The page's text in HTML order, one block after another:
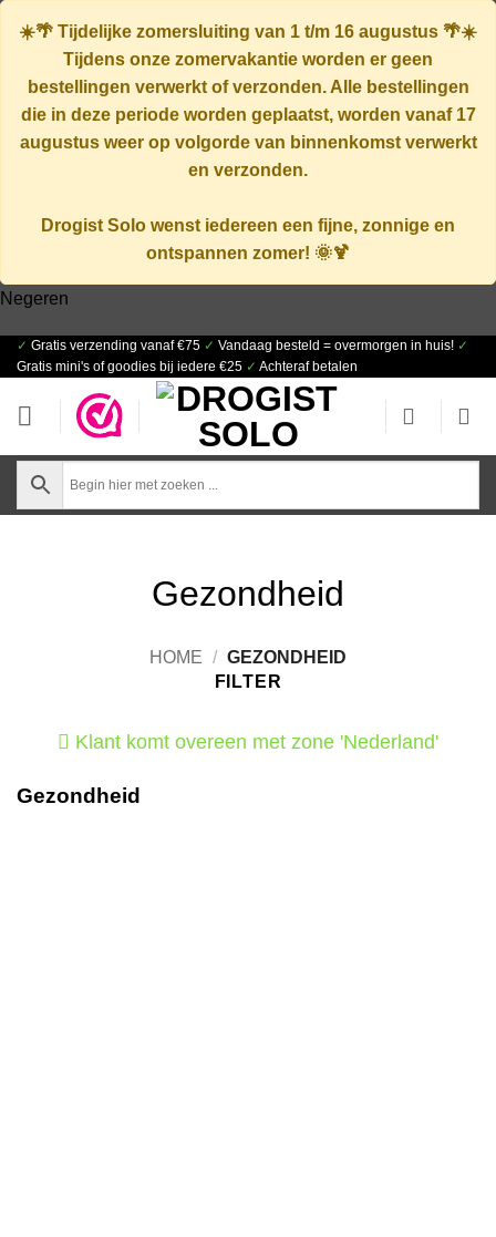
☀️🌴 Tijdelijke zomersluiting van 1 t/m 16 augustus 🌴☀️
Tijdens onze zomervakantie worden er geen
bestellingen verwerkt of verzonden. Alle bestellingen
die in deze periode worden geplaatst, worden vanaf 17
augustusweer op volgorde van binnenkomst verwerkt
en verzonden.
Drogist Solo wenst iedereen een fijne, zonnige en
ontspannen zomer! 🌞🍹
Negeren
Ga
naar
inhoud
✓ Gratis verzending vanaf €75 ✓ Vandaag besteld = overmorgen in huis! ✓
Gratis mini's of goodies bij iedere €25 ✓ Achteraf betalen
Gezondheid
HOME / GEZONDHEID
FILTER
Klant komt overeen met zone 'Nederland'
Gezondheid